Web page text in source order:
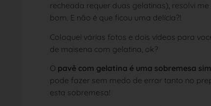
recheada requer duas gelatinas), resolvi
bom. E não é que ficou uma delícia?!
Coloquei várias fotos e dois vídeos para
de maisena com gelatina, ok?
O pavê com gelatina é uma sobremesa
pode fazer sem medo de errar tanto no
esta sobremesa!